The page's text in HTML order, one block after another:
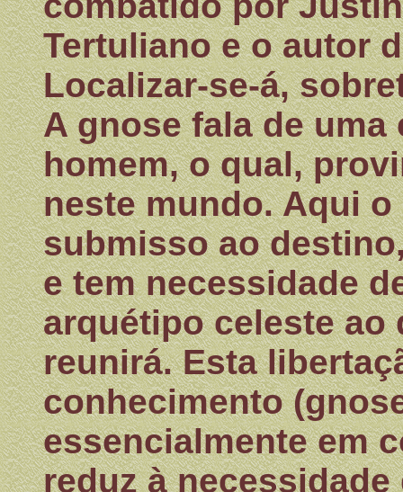
Tertuliano e o autor
Localizar-se-á,
A gnose fala de
homem, o qual,
neste mundo. Aqui
submisso ao
e tem necessidade
arquétipo celeste ao
reunirá. Esta
conhecimento
essencialmente em
reduz à